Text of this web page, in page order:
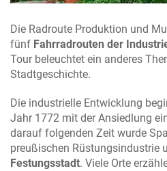
Die Radroute Produktion und
fünf Fahrradrouten der
Tour beleuchtet ein anderes
Stadtgeschichte.
Die industrielle Entwicklung
Jahr 1772 mit der Ansiedlung
darauf folgenden Zeit wurde
preußischen Rüstungsindustrie
Festungsstadt. Viele Orte